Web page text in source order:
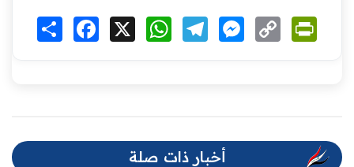
انشر Facebook WhatsAppTelegramMessenger
Copy
Link
أخبار ذات صلة